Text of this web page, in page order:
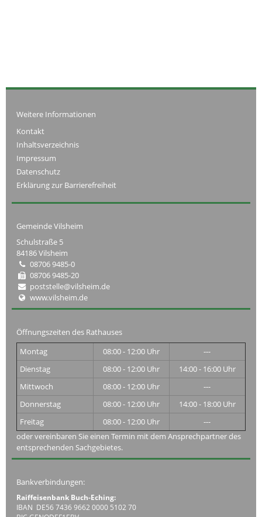
Weitere Informationen
Kontakt
Inhaltsverzeichnis
Impressum
Datenschutz
Erklärung zur Barrierefreiheit
Gemeinde Vilsheim
Schulstraße 5
84186 Vilsheim
08706 9485-0
08706 9485-20
poststelle@vilsheim.de
www.vilsheim.de
Öffnungszeiten des Rathauses
Montag
08:00 - 12:00 Uhr
---
Dienstag
08:00 - 12:00 Uhr
14:00 - 16:00 Uhr
Mittwoch
08:00 - 12:00 Uhr
---
Donnerstag
08:00 - 12:00 Uhr
14:00 - 18:00 Uhr
Freitag
08:00 - 12:00 Uhr
---
oder vereinbaren Sie einen Termin mit dem Ansprechpartner des
entsprechenden Sachgebietes.
Bankverbindungen:
Raiffeisenbank Buch-Eching:
IBAN DE56 7436 9662 0000 5102 70